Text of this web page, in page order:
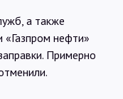
а также
«Газпром нефти»
Примерно